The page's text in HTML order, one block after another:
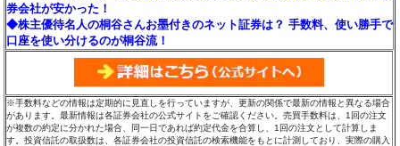
券会社が安かった！
◆株主優待名人の桐谷さんお墨付きのネット証券は？ 手数料、使い勝手で
口座を使い分けるのが桐谷流！
※手数料などの情報は定期的に見直しを行っていますが、更新の関係で最新の情報と異なる場合
があります。最新情報は各証券会社の公式サイトをご確認ください。売買手数料は、1回の注文
が複数の約定に分かれた場合、同一日であれば約定代金を合算し、1回の注文として計算しま
す。投資信託の取扱数は、各証券会社の投資信託の検索機能をもとに計測しており、実際の購入